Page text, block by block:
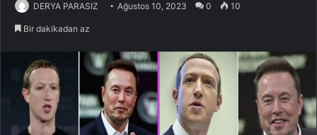
DERYA PARASIZ Ağustos 10, 2023 0 10
Bir dakikadan az